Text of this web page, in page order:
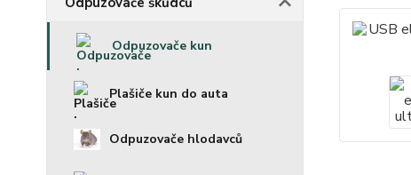
Odpuzovače kun
Plašiče kun do auta
Odpuzovače hlodavců